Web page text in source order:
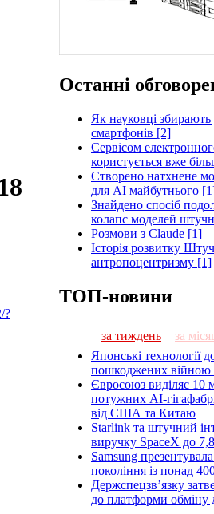
?
Останні
Як науковці
смартфонів [2]
Сервісом
користується вже
Створено натхнене
для AI майбутнього
Знайдено спосіб
колапс моделей
Розмови з Claude [1]
Історія розвитку
антропоцентризму [1]
ТОП-новини
за тиждень за
Японські технології
пошкоджених війною
Євросоюз виділяє 10
потужних AI-
від США та Китаю
Starlink та штучний
виручку SpaceX до
Samsung
покоління із понад
Держспецзв’язку
до платформи обміну